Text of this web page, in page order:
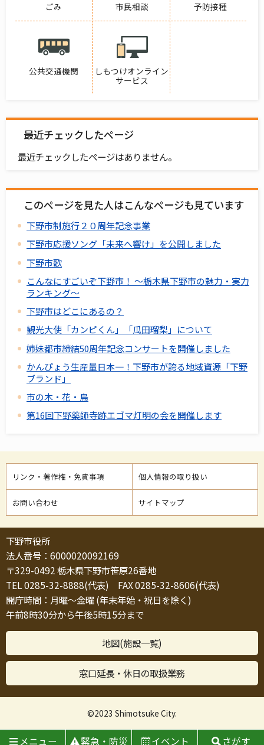
ごみ 市民相談 予防接種
公共交通機関
しもつけオンライン
サービス
最近チェックしたページ
最近チェックしたページはありません。
このページを見た人はこんなページも見ています
下野市制施行２０周年記念事業
下野市応援ソング「未来へ響け」を公開しました
下野市歌
こんなにすごいぞ下野市！ ～栃木県下野市の魅力・実力
ランキング～
下野市はどこにあるの？
観光大使「カンピくん」「瓜田瑠梨」について
姉妹都市締結50周年記念コンサートを開催しました
かんぴょう生産量日本一！下野市が誇る地域資源「下野
ブランド」
市の木・花・鳥
第16回下野薬師寺跡エゴマ灯明の会を開催します
リンク・著作権・免責事項 個人情報の取り扱い
お問い合わせ サイトマップ
下野市役所
法人番号：6000020092169
〒329-0492 栃木県下野市笹原26番地
TEL 0285-32-8888(代表) FAX 0285-32-8606(代表)
開庁時間：月曜～金曜 (年末年始・祝日を除く)
午前8時30分から午後5時15分まで
地図(施設一覧)
窓口延長・休日の取扱業務
©2023 Shimotsuke City.
メニュー 緊急・防災 イベント さがす